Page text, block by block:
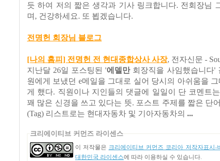
듯 하여 저의 짧은 생각과 기사 링크합니다. 전회장님
며, 건강하세요. 또 뵙겠습니다.
전명헌 회장님 블로그
[나의 홈피] 전명헌 전 현대종합상사 사장, 전자신문 -
지난달 26일 포스팅된 '에델만회장직을 사임했습니다'
원에게 보냈던 e메일을 그대로 실어 당시의 아쉬움을
게 했다. 직원이나 지인들의 댓글에 일일이 단 코멘트
꽤 많은 신경을 쓰고 있다는 뜻. 포스트 주제를 짧은 단
(Tag) 리스트로는 현대자동차 및 기아자동차의 ...
크리에이티브 커먼즈 라이센스
이 저작물은 크리에이티브 커먼즈 코리아 저작자표시-
대한민국 라이센스에 따라 이용하실 수 있습니다.